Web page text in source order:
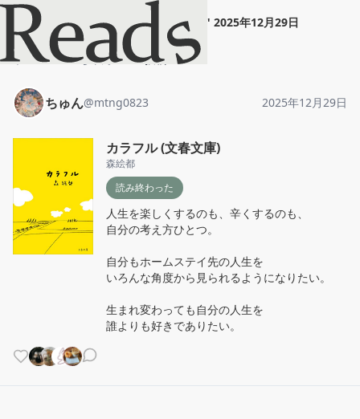
ちゅん"カラフル (文春文庫) " 2025年12月29日
ホーム ちゅん 投稿
ちゅん@mtng0823 2025年12月29日
カラフル (文春文庫)
森絵都
読み終わった
人生を楽しくするのも、辛くするのも、
自分の考え方ひとつ。
自分もホームステイ先の人生を
いろんな角度から見られるようになりたい。
生まれ変わっても自分の人生を
誰よりも好きでありたい。